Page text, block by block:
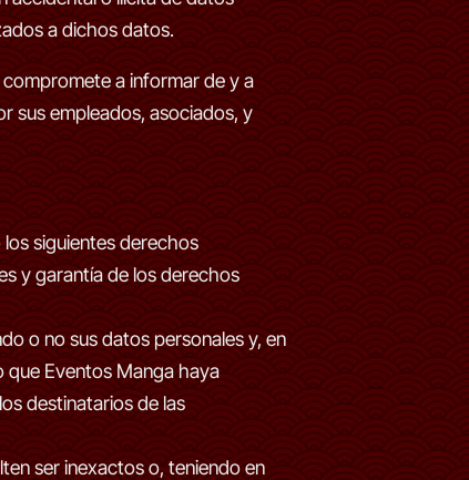
a dichos datos.
a informar de y a
sus empleados, asociados, y
siguientes derechos
y garantía de los derechos
o no sus datos personales y, en
Eventos Manga haya
destinatarios de las
ser inexactos o, teniendo en